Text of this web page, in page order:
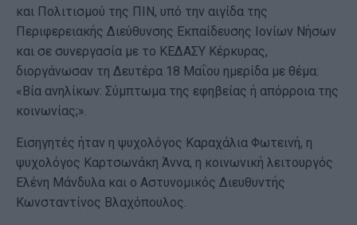
και Πολιτισμού της ΠΙΝ, υπό την αιγίδα της
Περιφερειακής Διεύθυνσης Εκπαίδευσης Ιονίων Νήσων
και σε συνεργασία με το ΚΕΔΑΣΥ Κέρκυρας,
διοργάνωσαν τη Δευτέρα 18 Μαΐου ημερίδα με θέμα:
«Βία ανηλίκων: Σύμπτωμα της εφηβείας ή απόρροια της
κοινωνίας;».
Εισηγητές ήταν η ψυχολόγος Καραχάλια Φωτεινή, η
ψυχολόγος Καρτσωνάκη Άννα, η κοινωνική λειτουργός
Ελένη Μάνδυλα και ο Αστυνομικός Διευθυντής
Κωνσταντίνος Βλαχόπουλος.